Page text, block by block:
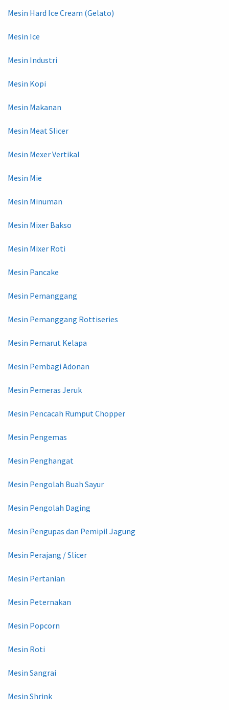
Mesin Hard Ice Cream (Gelato)
Mesin Ice
Mesin Industri
Mesin Kopi
Mesin Makanan
Mesin Meat Slicer
Mesin Mexer Vertikal
Mesin Mie
Mesin Minuman
Mesin Mixer Bakso
Mesin Mixer Roti
Mesin Pancake
Mesin Pemanggang
Mesin Pemanggang Rottiseries
Mesin Pemarut Kelapa
Mesin Pembagi Adonan
Mesin Pemeras Jeruk
Mesin Pencacah Rumput Chopper
Mesin Pengemas
Mesin Penghangat
Mesin Pengolah Buah Sayur
Mesin Pengolah Daging
Mesin Pengupas dan Pemipil Jagung
Mesin Perajang / Slicer
Mesin Pertanian
Mesin Peternakan
Mesin Popcorn
Mesin Roti
Mesin Sangrai
Mesin Shrink